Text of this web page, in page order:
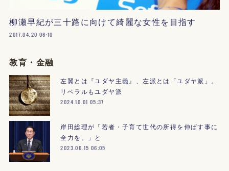
柳瀬早紀が三十路に向けて綺麗な女性を目指す
2017.04.20 06:10
教育・金融
左翼とは『ユダヤ主義』、左派とは「ユダヤ派」。
リベラルもユダヤ派
2024.10.01 05:37
岸田総理が「若者・子育て世代の所得を伸ばす事に
全力を。」と
2023.06.15 06:05